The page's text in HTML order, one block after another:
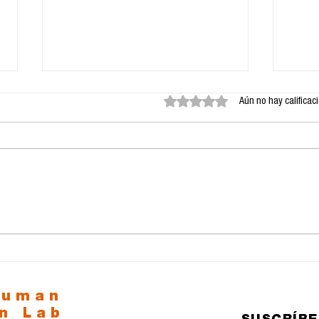
Obtuvo 0 de 5 estrellas.
Aún no hay
Lab